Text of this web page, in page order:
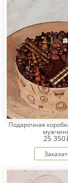
Подарочная
25 350